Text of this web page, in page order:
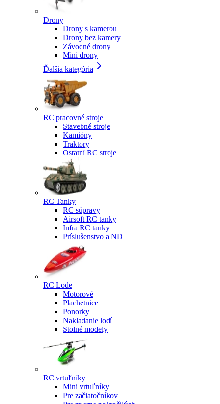
Drony
Drony s kamerou
Drony bez kamery
Závodné drony
Mini drony
Ďalšia kategória
RC pracovné stroje
Stavebné stroje
Kamióny
Traktory
Ostatní RC stroje
RC Tanky
RC súpravy
Airsoft RC tanky
Infra RC tanky
Príslušenstvo a ND
RC Lode
Motorové
Plachetnice
Ponorky
Nakladanie lodí
Stolné modely
RC vrtuľníky
Mini vrtuľníky
Pre začiatočníkov